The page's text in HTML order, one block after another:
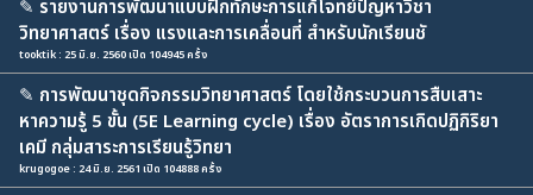
✎ รายงานการพัฒนาแบบฝึกทักษะการแก้โจทย์ปัญหาวิชา
วิทยาศาสตร์ เรื่อง แรงและการเคลื่อนที่ สำหรับนักเรียนชั
tooktik : 25 มิ.ย. 2560 เปิด 104945 ครั้ง
✎ การพัฒนาชุดกิจกรรมวิทยาศาสตร์ โดยใช้กระบวนการสืบเสาะ
หาความรู้ 5 ขั้น (5E Learning cycle) เรื่อง อัตราการเกิดปฏิกิริยา
เคมี กลุ่มสาระการเรียนรู้วิทยา
krugogoe : 24 มิ.ย. 2561 เปิด 104888 ครั้ง